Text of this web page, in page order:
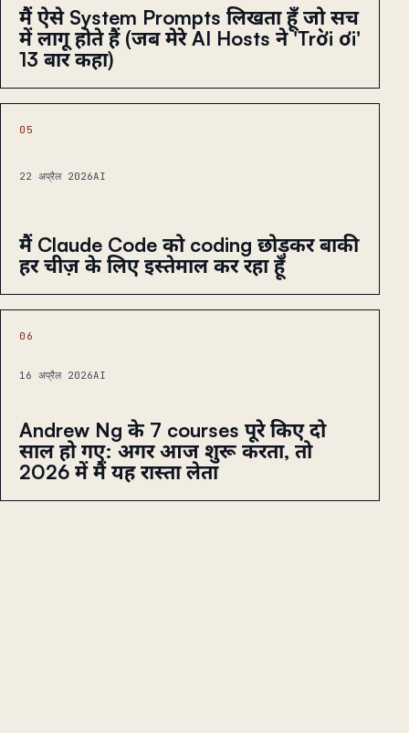
मैं ऐसे System Prompts लिखता हूँ जो सच
में लागू होते हैं (जब मेरे AI Hosts ने 'Trời ơi'
13 बार कहा)
05
22 अप्रैल 2026AI
मैं Claude Code को coding छोड़कर बाकी
हर चीज़ के लिए इस्तेमाल कर रहा हूँ
06
16 अप्रैल 2026AI
Andrew Ng के 7 courses पूरे किए दो
साल हो गए: अगर आज शुरू करता, तो
2026 में मैं यह रास्ता लेता